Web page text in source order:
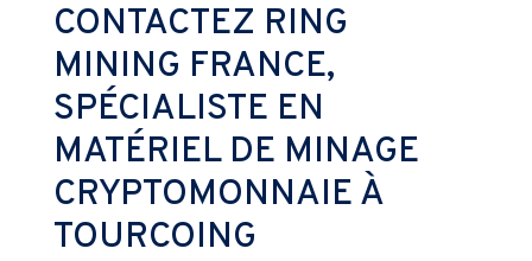
CONTACTEZ RING
MINING FRANCE,
SPÉCIALISTE EN
MATÉRIEL DE MINAGE
CRYPTOMONNAIE À
TOURCOING